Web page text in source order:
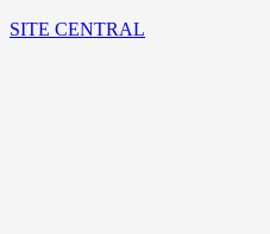
SITE CENTRAL